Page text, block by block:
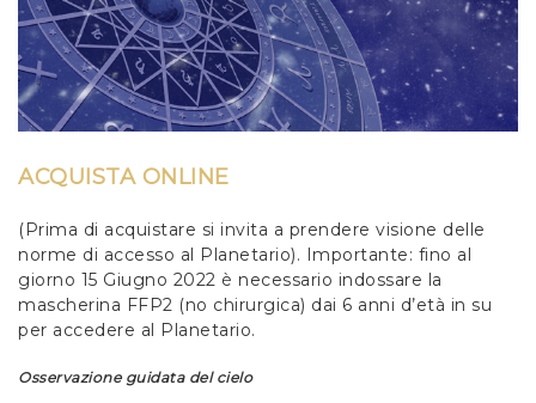
ACQUISTA ONLINE
(Prima di acquistare si invita a prendere visione delle
norme di accesso al Planetario). Importante: fino al
giorno 15 Giugno 2022 è necessario indossare la
mascherina FFP2 (no chirurgica) dai 6 anni d’età in su
per accedere al Planetario.
Osservazione guidata del cielo